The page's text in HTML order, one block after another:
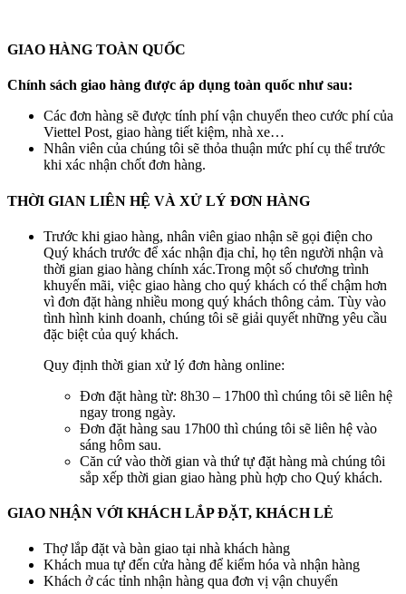
GIAO HÀNG TOÀN QUỐC
Chính sách giao hàng được áp dụng toàn quốc như sau:
Các đơn hàng sẽ được tính phí vận chuyển theo cước phí của
Viettel Post, giao hàng tiết kiệm, nhà xe…
Nhân viên của chúng tôi sẽ thỏa thuận mức phí cụ thể trước
khi xác nhận chốt đơn hàng.
THỜI GIAN LIÊN HỆ VÀ XỬ LÝ ĐƠN HÀNG
Trước khi giao hàng, nhân viên giao nhận sẽ gọi điện cho
Quý khách trước để xác nhận địa chỉ, họ tên người nhận và
thời gian giao hàng chính xác.Trong một số chương trình
khuyến mãi, việc giao hàng cho quý khách có thể chậm hơn
vì đơn đặt hàng nhiều mong quý khách thông cảm. Tùy vào
tình hình kinh doanh, chúng tôi sẽ giải quyết những yêu cầu
đặc biệt của quý khách.
Quy định thời gian xử lý đơn hàng online:
Đơn đặt hàng từ: 8h30 – 17h00 thì chúng tôi sẽ liên hệ
ngay trong ngày.
Đơn đặt hàng sau 17h00 thì chúng tôi sẽ liên hệ vào
sáng hôm sau.
Căn cứ vào thời gian và thứ tự đặt hàng mà chúng tôi
sắp xếp thời gian giao hàng phù hợp cho Quý khách.
GIAO NHẬN VỚI KHÁCH LẮP ĐẶT, KHÁCH LẺ
Thợ lắp đặt và bàn giao tại nhà khách hàng
Khách mua tự đến cửa hàng để kiểm hóa và nhận hàng
Khách ở các tỉnh nhận hàng qua đơn vị vận chuyển